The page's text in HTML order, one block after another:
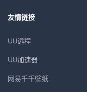
友情链接
UU远程
UU加速器
网易千千壁纸